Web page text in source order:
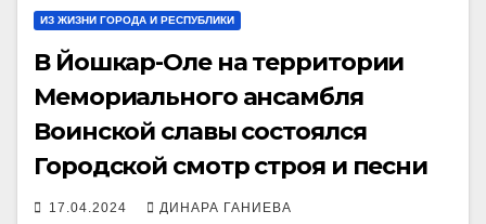
ИЗ ЖИЗНИ ГОРОДА И РЕСПУБЛИКИ
В Йошкар-Оле на территории
Мемориального ансамбля
Воинской славы состоялся
Городской смотр строя и песни
17.04.2024 ДИНАРА ГАНИЕВА